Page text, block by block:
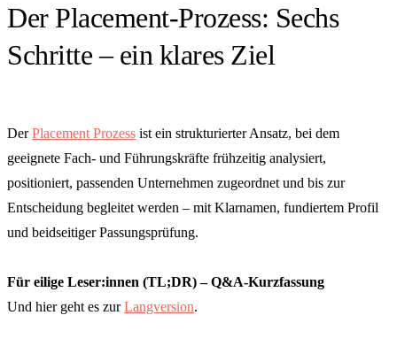
Der Placement-Prozess: Sechs
Schritte – ein klares Ziel
DerPlacement Prozess ist ein strukturierter Ansatz, bei dem
geeignete Fach- und Führungskräfte frühzeitig analysiert,
positioniert, passenden Unternehmen zugeordnet und bis zur
Entscheidung begleitet werden – mit Klarnamen, fundiertem Profil
und beidseitiger Passungsprüfung.
Für eilige Leser:innen (TL;DR) – Q&A-Kurzfassung
Und hier geht es zurLangversion.